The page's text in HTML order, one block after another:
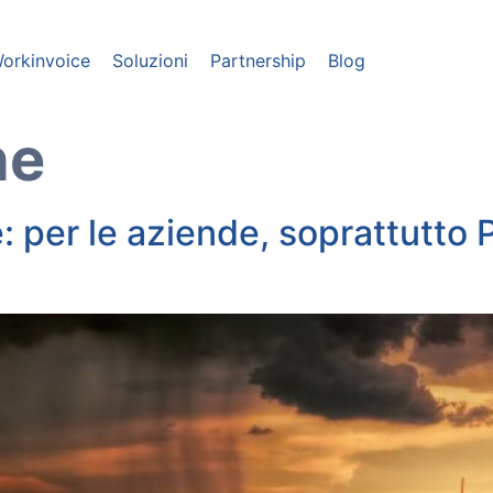
Soluzioni Partnership Blog
per le aziende, soprattutto